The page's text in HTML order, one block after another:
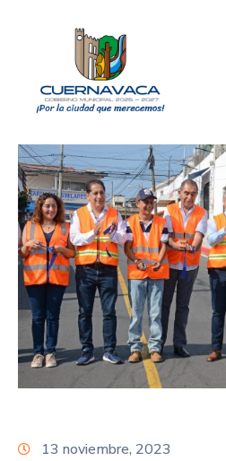
Gobierno
Turismo
Trámites
y
Servicios
Licitaciones
Transparencia
Directorio
13 noviembre, 2023